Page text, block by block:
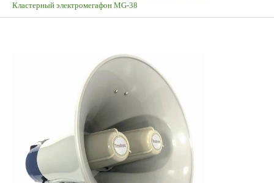
Кластерный электромегафон MG-38